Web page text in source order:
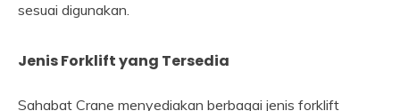
sesuai digunakan.
Jenis Forklift yang Tersedia
Sahabat Crane menyediakan berbagai jenis forklift